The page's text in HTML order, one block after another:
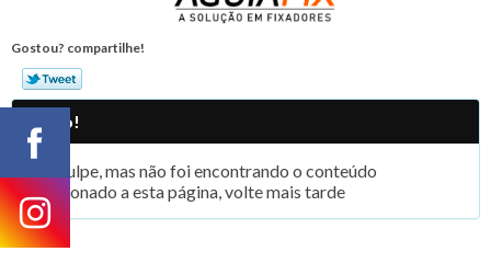
Gostou? compartilhe!
Aviso!
Desculpe, mas não foi encontrando o conteúdo
relacionado a esta página, volte mais tarde